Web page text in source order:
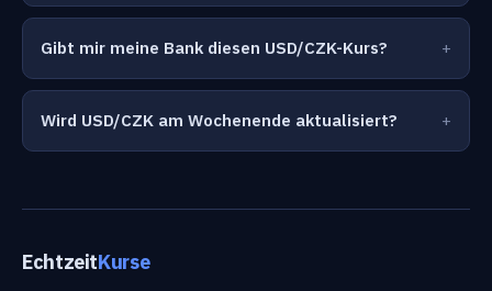
Gibt mir meine Bank diesen USD/CZK-Kurs?
Wird USD/CZK am Wochenende aktualisiert?
EchtzeitKurse